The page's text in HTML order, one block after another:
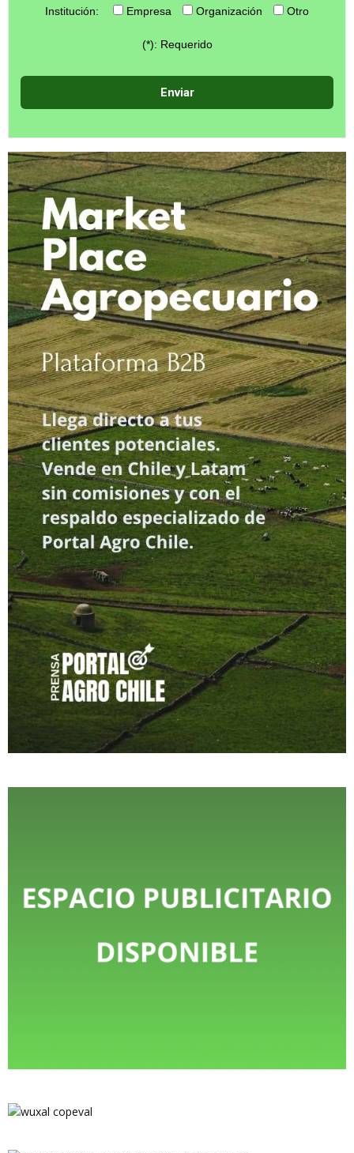
Institución: Empresa Organización Otro
(*): Requerido